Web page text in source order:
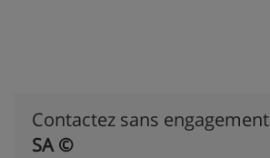
Contactez sans engagement
SA ©